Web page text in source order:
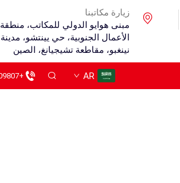
زيارة مكاتبنا
مبنى هوايو الدولي للمكاتب، منطقة
الأعمال الجنوبية، حي يينتشو، مدينة
نينغبو، مقاطعة تشيجيانغ، الصين
AR
+86-19329009807